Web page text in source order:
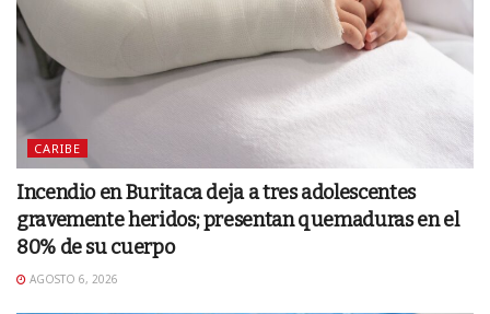
CARIBE
Incendio en Buritaca deja a tres adolescentes
gravemente heridos; presentan quemaduras en el
80% de su cuerpo
AGOSTO 6, 2026